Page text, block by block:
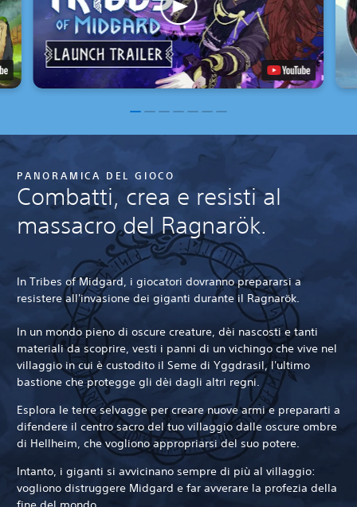
PANORAMICA DEL GIOCO
Combatti, crea e resisti al
massacro del Ragnarök.
In Tribes of Midgard, i giocatori dovranno prepararsi a
resistere all'invasione dei giganti durante il Ragnarök.
In un mondo pieno di oscure creature, dèi nascosti e tanti
materiali da scoprire, vesti i panni di un vichingo che vive nel
villaggio in cui è custodito il Seme di Yggdrasil, l'ultimo
bastione che protegge gli dèi dagli altri regni.
Esplora le terre selvagge per creare nuove armi e prepararti a
difendere il centro sacro del tuo villaggio dalle oscure ombre
di Hellheim, che vogliono appropriarsi del suo potere.
Intanto, i giganti si avvicinano sempre di più al villaggio:
vogliono distruggere Midgard e far avverare la profezia della